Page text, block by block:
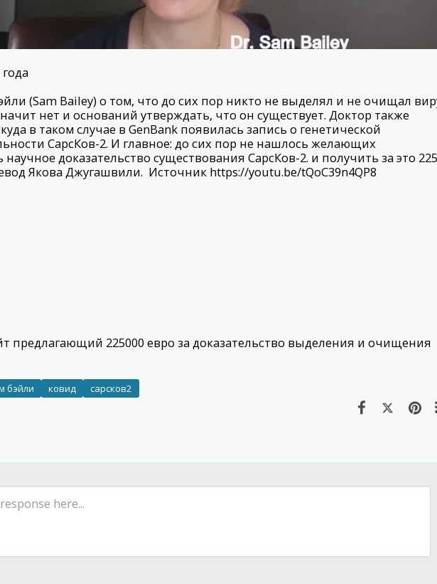
(Sam Bailey) о том, что до сих пор никто не выделял и не очищал
нет и оснований утверждать, что он существует. Доктор также
в таком случае в GenBank появилась запись о генетической
СарсКов-2. И главное: до сих пор не нашлось желающих
научное доказательство существования СарсКов-2. и получить за это 225
Якова Джугашвили. Источник https://youtu.be/tQoC39n4QP8
предлагающий 225000 евро за доказательство выделения и очищения
бэйли ковид сарсков2